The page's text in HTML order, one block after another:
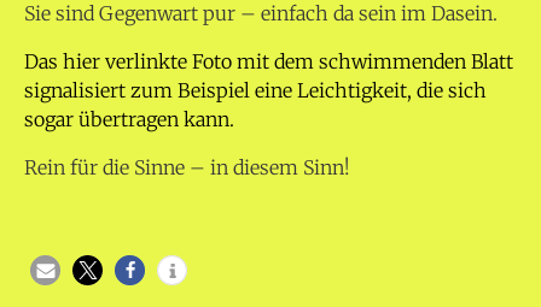
Sie sind Gegenwart pur – einfach da sein im Dasein.
Das hier verlinkte Foto mit dem schwimmenden Blatt
signalisiert zum Beispiel eine Leichtigkeit, die sich
sogar übertragen kann.
Rein für die Sinne – in diesem Sinn!